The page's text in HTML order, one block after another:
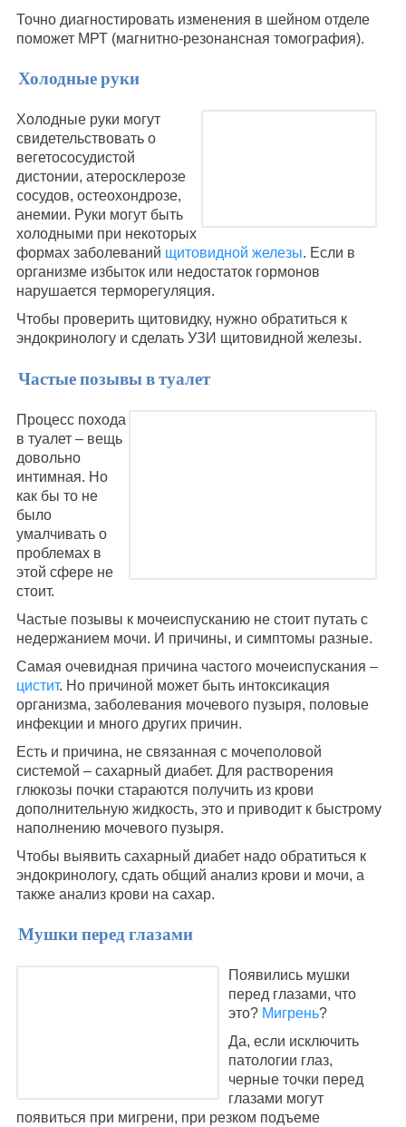
Точно диагностировать изменения в шейном отделе
поможет МРТ (магнитно-резонансная томография).
Холодные руки
Холодные руки могут
свидетельствовать о
вегетососудистой
дистонии, атеросклерозе
сосудов, остеохондрозе,
анемии. Руки могут быть
холодными при некоторых
формах заболеваний щитовидной железы. Если в
организме избыток или недостаток гормонов
нарушается терморегуляция.
Чтобы проверить щитовидку, нужно обратиться к
эндокринологу и сделать УЗИ щитовидной железы.
Частые позывы в туалет
Процесс похода
в туалет – вещь
довольно
интимная. Но
как бы то не
было
умалчивать о
проблемах в
этой сфере не
стоит.
Частые позывы к мочеиспусканию не стоит путать с
недержанием мочи. И причины, и симптомы разные.
Самая очевидная причина частого мочеиспускания –
цистит. Но причиной может быть интоксикация
организма, заболевания мочевого пузыря, половые
инфекции и много других причин.
Есть и причина, не связанная с мочеполовой
системой – сахарный диабет. Для растворения
глюкозы почки стараются получить из крови
дополнительную жидкость, это и приводит к быстрому
наполнению мочевого пузыря.
Чтобы выявить сахарный диабет надо обратиться к
эндокринологу, сдать общий анализ крови и мочи, а
также анализ крови на сахар.
Мушки перед глазами
Появились мушки
перед глазами, что
это? Мигрень?
Да, если исключить
патологии глаз,
черные точки перед
глазами могут
появиться при мигрени, при резком подъеме